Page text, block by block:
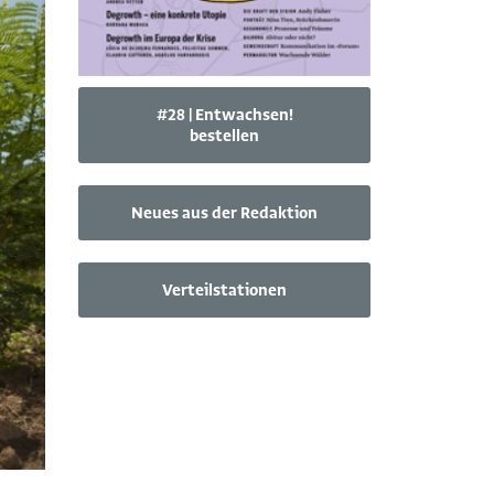
#28 | Entwachsen!
bestellen
Neues aus der Redaktion
Verteilstationen